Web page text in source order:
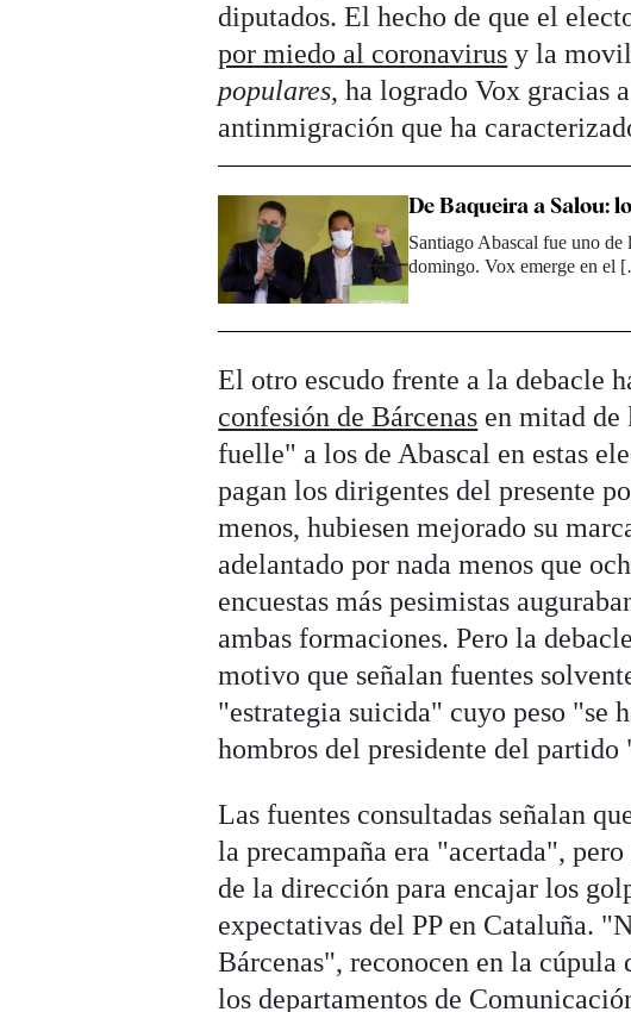
diputados. El hecho de que el
por miedo al coronavirus y la
populares, ha logrado Vox gracias
antinmigración que ha
De Baqueira a Salou:
Santiago Abascal fue uno de
domingo. Vox emerge en el
El otro escudo frente a la debacle
confesión de Bárcenas en mitad de
fuelle" a los de Abascal en estas
pagan los dirigentes del presente
menos, hubiesen mejorado su
adelantado por nada menos que
encuestas más pesimistas
ambas formaciones. Pero la
motivo que señalan fuentes
"estrategia suicida" cuyo peso "se
hombros del presidente del
Las fuentes consultadas señalan
la precampaña era "acertada",
de la dirección para encajar los
expectativas del PP en Cataluña.
Bárcenas", reconocen en la
los departamentos de